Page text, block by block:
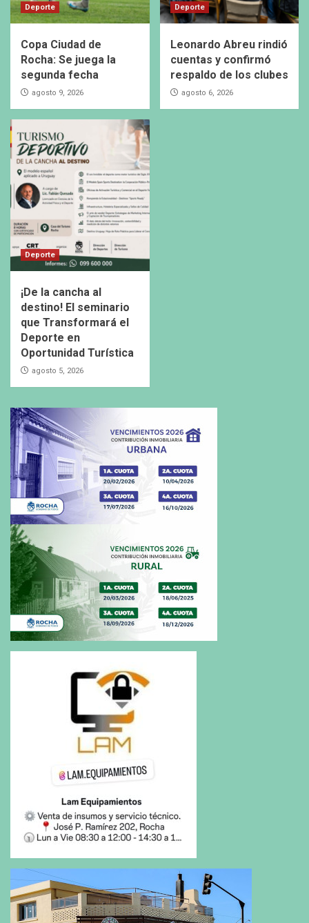
Deporte
Copa Ciudad de
Rocha: Se juega la
segunda fecha
agosto 9, 2026
Deporte
Leonardo Abreu rindió
cuentas y confirmó
respaldo de los clubes
agosto 6, 2026
Deporte
¡De la cancha al
destino! El seminario
que Transformará el
Deporte en
Oportunidad Turística
agosto 5, 2026